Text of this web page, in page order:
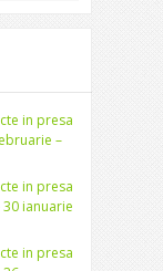
in presa
–
in presa
ianuarie
in presa